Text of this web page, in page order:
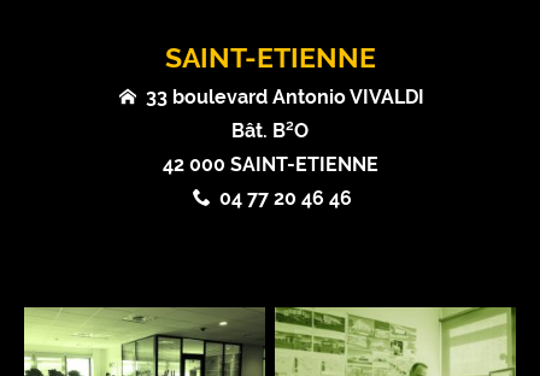
SAINT-ETIENNE
33 boulevard Antonio VIVALDI
Bât. B²O
42 000 SAINT-ETIENNE
04 77 20 46 46